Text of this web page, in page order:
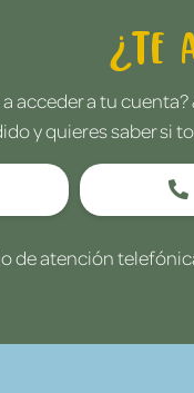
¿Te
acceder a tu
y quieres saber si
de atención